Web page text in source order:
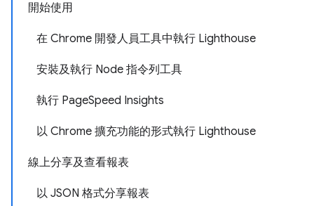
開始使用
在 Chrome 開發人員工具中執行 Lighthouse
安裝及執行 Node 指令列工具
執行 PageSpeed Insights
以 Chrome 擴充功能的形式執行 Lighthouse
線上分享及查看報表
以 JSON 格式分享報表